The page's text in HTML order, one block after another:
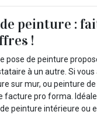
peinture :
!
pose de peinture
à un autre. Si
sur mur, ou peinture
facture pro forma.
peinture intérieure ou